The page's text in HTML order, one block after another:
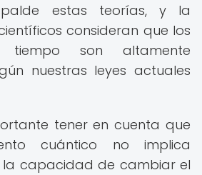
estas teorías, y la
consideran que los
son altamente
nuestras leyes actuales
tener en cuenta que
cuántico no implica
la capacidad de cambiar el